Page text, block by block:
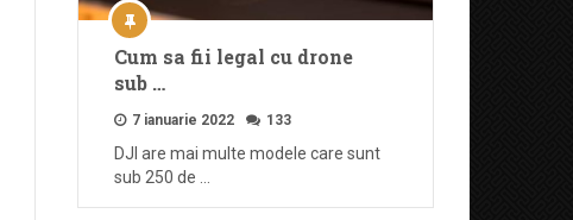
Cum sa fii legal cu drone
sub …
7 ianuarie 2022 133
DJI are mai multe modele care sunt
sub 250 de …